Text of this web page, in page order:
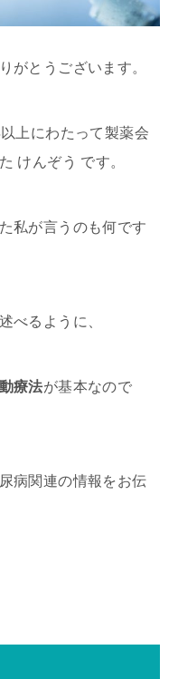
がとうございます。
上にわたって製薬会
けんぞう です。
私が言うのも何です
べるように、
療法が基本なので
病関連の情報をお伝